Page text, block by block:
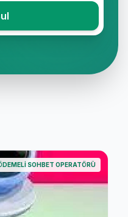
SOHBET OPERATÖRÜ